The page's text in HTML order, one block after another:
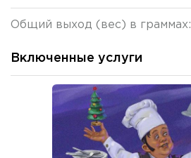
Общий выход (вес) в граммах:
Включенные услуги